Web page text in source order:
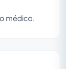
médico.